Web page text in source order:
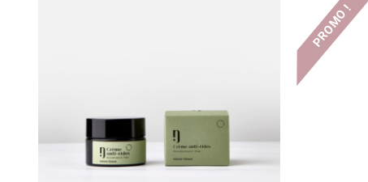
PROMO !